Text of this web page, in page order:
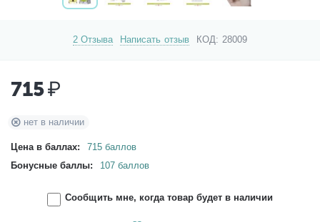
2 Отзыва Написать отзыв КОД: 28009
715₽
нет в наличии
Цена в баллах:
715 баллов
Бонусные баллы:
107 баллов
Сообщить мне, когда товар будет в наличии